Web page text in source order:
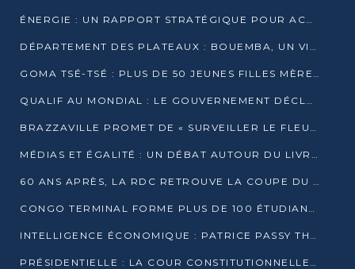
ÉNERGIE : UN RAPPORT STRATÉGIQUE POUR ACCÉLÉRER LA TRANSITION AU CONGO
DÉPARTEMENT DES PLATEAUX : BOUEMBA, UN VIVIER ÉCONOMIQUE PRÊT À EXPLOSER
GOMA TSÉ-TSÉ : PLUS DE 50 JEUNES FILLES MÈRES SENSIBILISÉES À LA SANTÉ SEXUELLE
QUALIF AU MONDIAL : LE GOUVERNEMENT DÉCLARE LA JOURNÉE DU 1ER AVRIL 2026 CHÔMÉE ET PAYÉE
BRAZZAVILLE PROMET DE « SURVEILLER LE FLEUVE » APRÈS LA QUALIFICATION DE LA RDC AU MONDIAL
MÉDIAS ET ÉGALITÉ : UN DÉBAT AUTOUR DU LIVRE « CES FEMMES QUI REPRENNENT LE POUVOIR SUR LEUR VIE »
60 ANS APRÈS, LA RDC RETROUVE LA COUPE DU MONDE
CONGO TERMINAL FORME PLUS DE 100 ÉTUDIANTS AUX TECHNIQUES D’EMBAUCHE
INTELLIGENCE ÉCONOMIQUE : PATRICE PASSY THÉORISE UNE STRATÉGIE ADAPTÉE AUX CONTEXTES FRAGMENTÉS
PRÉSIDENTIELLE : LA COUR CONSTITUTIONNELLE CONFIRME LA VICTOIRE DE SASSOU NGUESSO AVEC 94,90 % DES SUFFRAGES